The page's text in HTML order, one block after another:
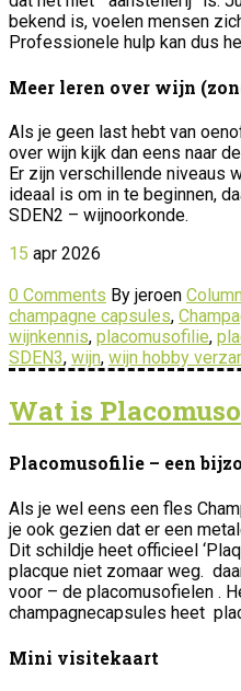
bekend is, voelen mensen
Professionele hulp kan dus
Meer leren over wijn
Als je geen last hebt van
over wijn kijk dan eens naar
Er zijn verschillende niveaus
ideaal is om in te beginnen,
SDEN2 – wijnoorkonde.
15 apr 2026
0 Comments By jeroen
champagne capsules,
wijnkennis, placomusofilie,
SDEN3, wijn, wijn hobby
Wat is
Placomusofilie – een
Als je wel eens een fles
je ook gezien dat er een
Dit schildje heet officieel
placque niet zomaar weg.
voor – de placomusofielen .
champagnecapsules heet
Mini visitekaart